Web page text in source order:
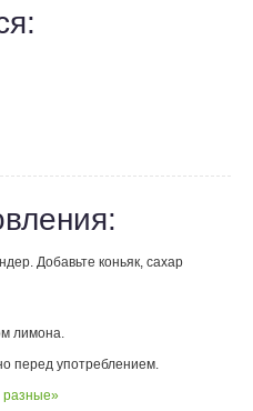
Добавьте коньяк, сахар
лимона.
перед употреблением.
разные»